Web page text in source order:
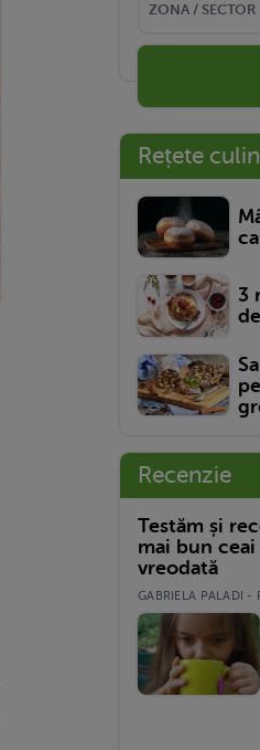
Rețete
3
Recenzie
Testăm și
mai bun
vreodată
GABRIELA PALADI -